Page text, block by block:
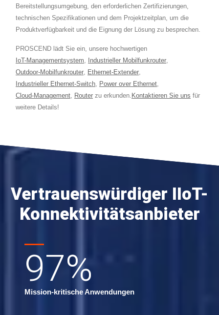
Funktionen Wie Den Abrechnungsservice
Zu Nutzen. Für Die Cybersicherheit Bietet
Nicht Nur MAC-, URL- Und IP-Filter Zur
Verbesserung Der Effektiven
Sicherheitsmechanismen, Sondern
Unterstützt Auch OpenVPN, OpenVPN
Bereitstellungsumgebung, den erforderlichen Zertifizierungen,
technischen Spezifikationen und dem Projektzeitplan, um die
Produktverfügbarkeit und die Eignung der Lösung zu besprechen.
PROSCEND lädt Sie ein, unsere hochwertigen
IoT-Managementsystem, Industrieller Mobilfunkrouter,
Outdoor-Mobilfunkrouter, Ethernet-Extender,
Industrieller Ethernet-Switch, Power over Ethernet,
Cloud-Management, Router zu erkunden. Kontaktieren Sie uns für
weitere Details!
Vertrauenswürdiger IIoT-
Konnektivitätsanbieter
97%
Mission-kritische Anwendungen